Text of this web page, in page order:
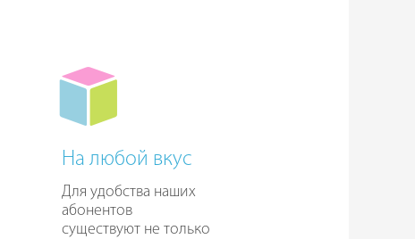
На любой вкус
Для удобства наших
абонентов
существуют не только